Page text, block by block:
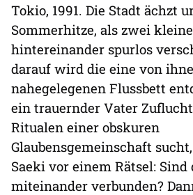
Tokio, 1991. Die Stadt ächzt
Sommerhitze, als zwei
hintereinander spurlos
darauf wird die eine von
nahegelegenen Flussbett
ein trauernder Vater
Ritualen einer obskuren
Glaubensgemeinschaft
Saeki vor einem Rätsel: Sind
miteinander verbunden?